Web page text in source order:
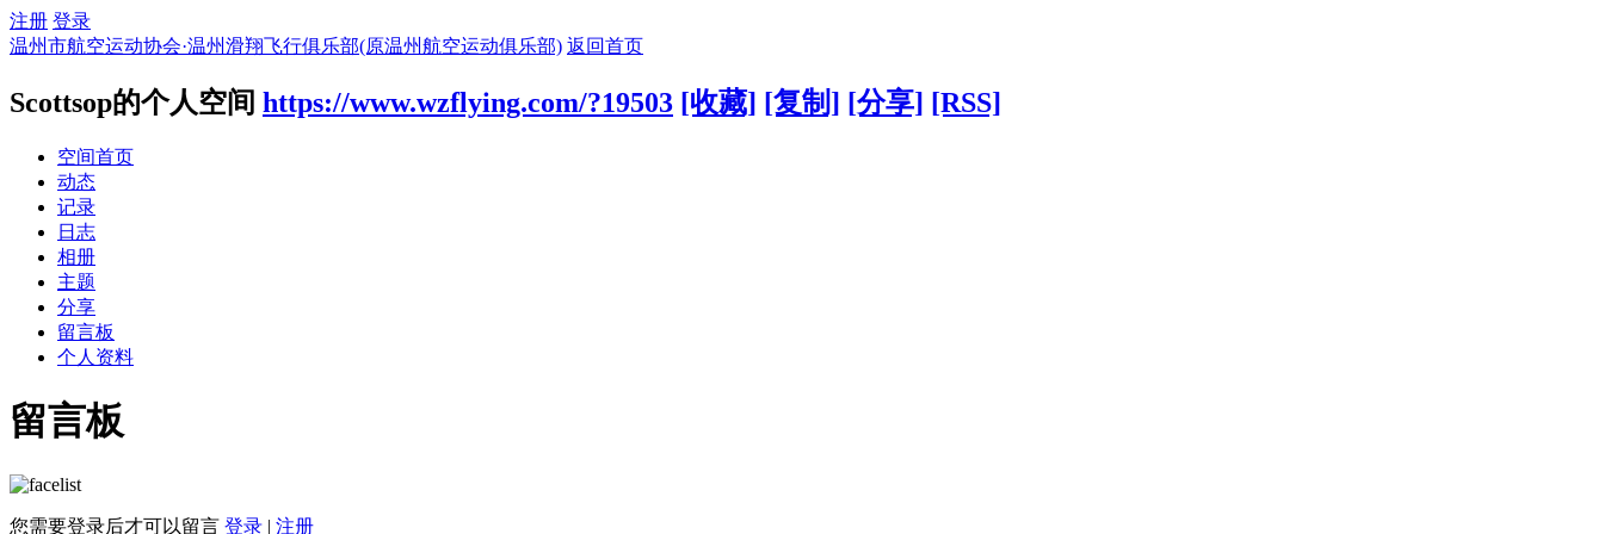
注册 登录
温州市航空运动协会·温州滑翔飞行俱乐部(原温州航空运动俱乐部) 返回首页
Scottsop的个人空间 https://www.wzflying.com/?19503 [收藏] [复制] [分享] [RSS]
空间首页
动态
记录
日志
相册
主题
分享
留言板
个人资料
留言板
您需要登录后才可以留言 登录 | 注册